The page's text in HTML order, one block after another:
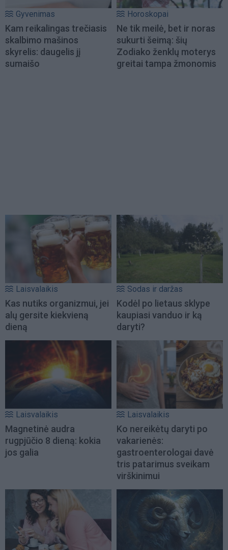
Gyvenimas
Kam reikalingas trečiasis
skalbimo mašinos
skyrelis: daugelis jį
sumaišo
Horoskopai
Ne tik meilė, bet ir noras
sukurti šeimą: šių
Zodiako ženklų moterys
greitai tampa žmonomis
Laisvalaikis
Kas nutiks organizmui, jei
alų gersite kiekvieną
dieną
Sodas ir daržas
Kodėl po lietaus sklype
kaupiasi vanduo ir ką
daryti?
Laisvalaikis
Magnetinė audra
rugpjūčio 8 dieną: kokia
jos galia
Laisvalaikis
Ko nereikėtų daryti po
vakarienės:
gastroenterologai davė
tris patarimus sveikam
virškinimui